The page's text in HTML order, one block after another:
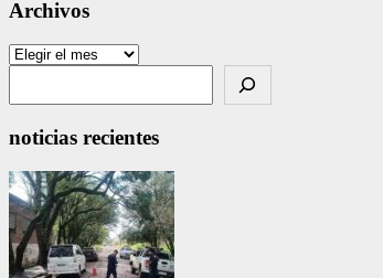
Archivos
Archivos
noticias recientes